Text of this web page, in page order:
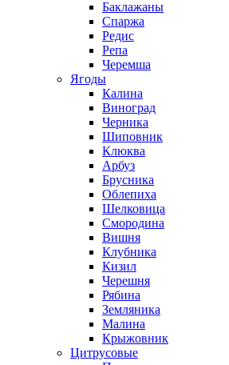
Баклажаны
Спаржа
Редис
Репа
Черемша
Ягоды
Калина
Виноград
Черника
Шиповник
Клюква
Арбуз
Брусника
Облепиха
Шелковица
Смородина
Вишня
Клубника
Кизил
Черешня
Рябина
Земляника
Малина
Крыжовник
Цитрусовые